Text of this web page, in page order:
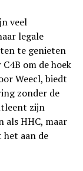
veel
legale
te genieten
om de hoek
Weecl, biedt
zonder de
zijn
als HHC, maar
het aan de